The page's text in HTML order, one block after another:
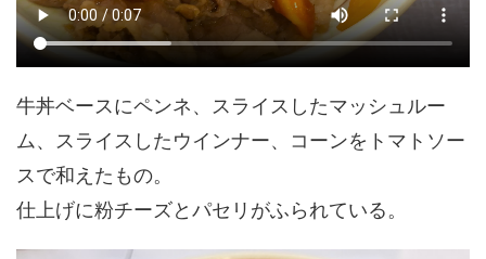
牛丼ベースにペンネ、スライスしたマッシュルー
ム、スライスしたウインナー、コーンをトマトソー
スで和えたもの。
仕上げに粉チーズとパセリがふられている。